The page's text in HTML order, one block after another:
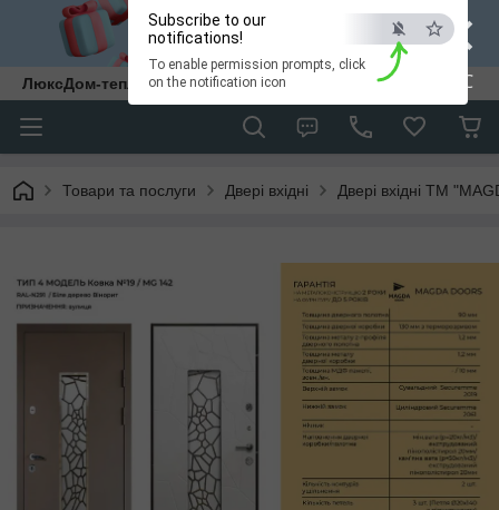
×
ESC
Subscribe to our
notifications!
To enable permission prompts, click
on the notification icon
ЛюксДом-тепло та затишок у кожен дім.
Товари та послуги Двері вхідні Двері вхідні ТМ